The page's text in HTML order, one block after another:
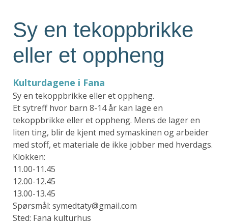
Sy en tekoppbrikke
eller et oppheng
Kulturdagene i Fana
Sy en tekoppbrikke eller et oppheng.
Et sytreff hvor barn 8-14 år kan lage en
tekoppbrikke eller et oppheng. Mens de lager en
liten ting, blir de kjent med symaskinen og arbeider
med stoff, et materiale de ikke jobber med hverdags.
Klokken:
11.00-11.45
12.00-12.45
13.00-13.45
Spørsmål: symedtaty@gmail.com
Sted: Fana kulturhus